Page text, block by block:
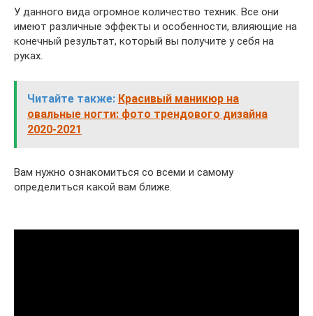
У данного вида огромное количество техник. Все они
имеют различные эффекты и особенности, влияющие на
конечный результат, который вы получите у себя на
руках.
Читайте также: Красивый маникюр на
овальные ногти: фото трендового дизайна
2020-2021
Вам нужно ознакомиться со всеми и самому
определиться какой вам ближе.